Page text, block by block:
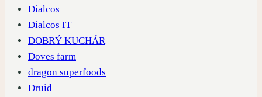
Dialcos
Dialcos IT
DOBRÝ KUCHÁR
Doves farm
dragon superfoods
Druid